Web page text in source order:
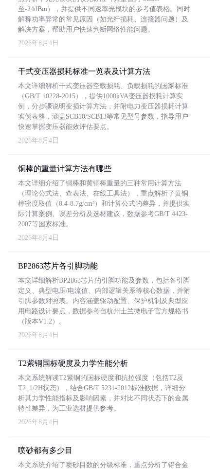
至-24dBm），并提供不同速率光模块的参考值表格。同时
解释功率异常的常见原因（如光纤损耗、连接器问题）及
解决方案，帮助用户快速判断网络性能问题。
2026年8月4日
干式变压器损耗标准一览表及计算方法
本文详细解析干式变压器空载损耗、负载损耗的国家标准
（GB/T 10228-2015），提供1000kVA变压器损耗计算实
例，分步骤说明变损计算方法，并附电力变压器损耗计算
实例表格，涵盖SCB10/SCB13等常见型号参数，指导用户
快速掌握变压器能效评估要点。
2026年8月4日
铜棒的重量计算方法有哪些
本文详细介绍了铜棒和黄铜棒重量的三种常用计算方法
（理论公式法、查表法、在线工具法），重点解析了黄铜
棒密度取值（8.4-8.7g/cm³）和计算公式的差异，并提供实
际计算案例、误差分析及选材建议，数据参考GB/T 4423-
2007等国家标准。
2026年8月4日
BP2863芯片各引脚功能
本文详细解析BP2863芯片的引脚功能及参数，包括各引脚
定义、典型电压/电流值、内部逻辑关系等核心数据，并附
引脚参数对照表。内容涵盖驱动配置、保护机制及典型应
用电路设计要点，数据参考自杭州士兰微电子官方规格书
（版本V1.2）。
2026年8月4日
T2紫铜国标硬度及力学性能分析
本文系统解读T2紫铜的国标硬度和抗拉强度（包括T2及
T2_1/2H状态），结合GB/T 5231-2012标准数据，详细分
析其力学性能指标及影响因素，并对比不同状态下的金属
特性差异，为工业选材提供参考。
2026年8月4日
喷砂都有多少目
本文系统介绍了喷砂目数的分级标准，重点分析了铝合金